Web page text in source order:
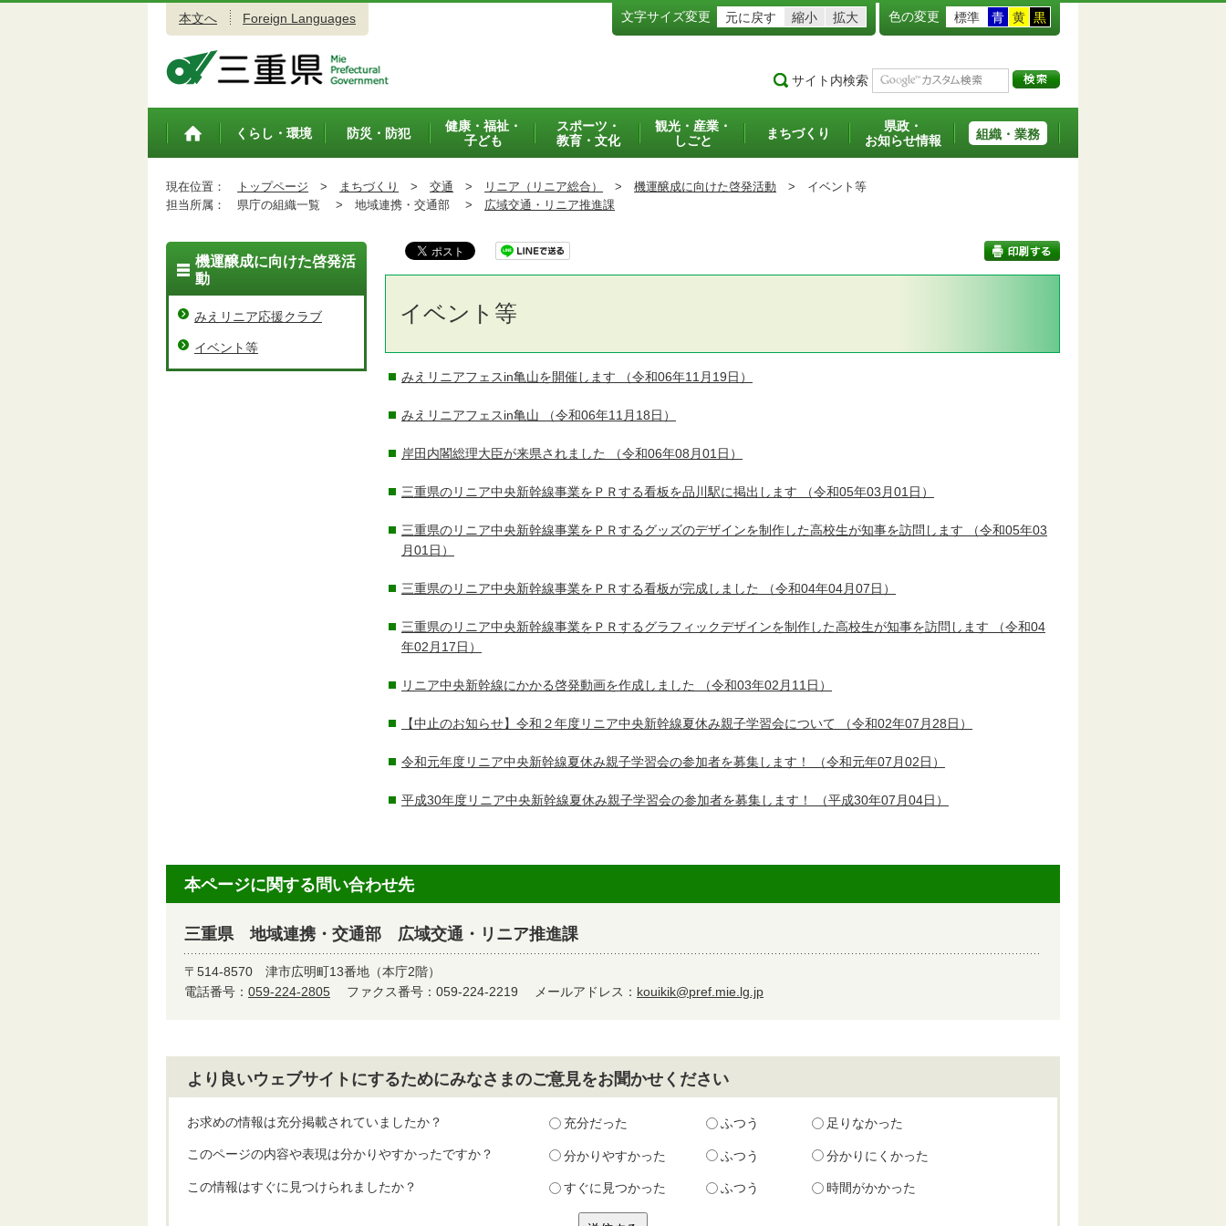
本文へ Foreign Languages 文字サイズ変更 元に戻す 縮小 拡大 色の変更 標準 青 黄 黒
サイト内検索
トップペ
くらし・環境 防災・防犯
健康・福祉・
子ども
スポーツ・
教育・文化
観光・産業・
しごと
まちづくり
県政・
お知らせ情報
組織・業務
現在位置： トップページ > まちづくり > 交通 > リニア（リニア総合） > 機運醸成に向けた啓発活動 > イベント等
担当所属：
県庁の組織一覧 > 地域連携・交通部 > 広域交通・リニア推進課
イベント等
みえリニアフェスin亀山を開催します （令和06年11月19日）
みえリニアフェスin亀山 （令和06年11月18日）
岸田内閣総理大臣が来県されました （令和06年08月01日）
三重県のリニア中央新幹線事業をＰＲする看板を品川駅に掲出します （令和05年03月01日）
三重県のリニア中央新幹線事業をＰＲするグッズのデザインを制作した高校生が知事を訪問します （令和05年03
月01日）
三重県のリニア中央新幹線事業をＰＲする看板が完成しました （令和04年04月07日）
三重県のリニア中央新幹線事業をＰＲするグラフィックデザインを制作した高校生が知事を訪問します （令和04
年02月17日）
リニア中央新幹線にかかる啓発動画を作成しました （令和03年02月11日）
【中止のお知らせ】令和２年度リニア中央新幹線夏休み親子学習会について （令和02年07月28日）
令和元年度リニア中央新幹線夏休み親子学習会の参加者を募集します！ （令和元年07月02日）
平成30年度リニア中央新幹線夏休み親子学習会の参加者を募集します！ （平成30年07月04日）
機運醸成に向けた啓発活
動
みえリニア応援クラブ
イベント等
本ページに関する問い合わせ先
三重県 地域連携・交通部 広域交通・リニア推進課
〒514-8570 津市広明町13番地（本庁2階）
電話番号： 059-224-2805 ファクス番号：059-224-2219 メールアドレス： kouikik@pref.mie.lg.jp
より良いウェブサイトにするためにみなさまのご意見をお聞かせください
お求めの情報は充分掲載されていましたか？ 充分だった ふつう 足りなかった
このページの内容や表現は分かりやすかったですか？ 分かりやすかった ふつう 分かりにくかった
この情報はすぐに見つけられましたか？ すぐに見つかった ふつう 時間がかかった